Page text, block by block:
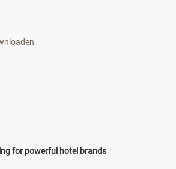
for powerful hotel brands